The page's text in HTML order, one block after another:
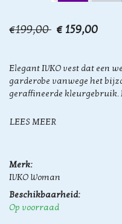
€199,00 € 159,00
Elegant IVKO vest dat een
garderobe vanwege het
geraffineerde kleurgebruik.
LEES MEER
Merk:
IVKO Woman
Beschikbaarheid:
Op voorraad